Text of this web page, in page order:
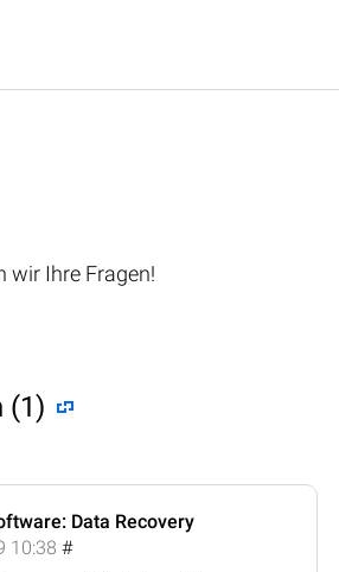
wir Ihre Fragen!
(1)
Data Recovery
10:38 #